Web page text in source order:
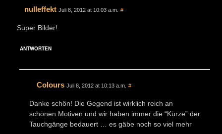
nulleffekt Juli 8, 2012 at 10:03 a.m. #
Super Bilder!
ANTWORTEN
Colours Juli 8, 2012 at 10:13 a.m. #
Danke schön! Die Gegend ist wirklich reich an
schönen Motiven und wir haben immer die “Kürze” der
Tauchgänge bedauert … es gäbe noch so viel mehr